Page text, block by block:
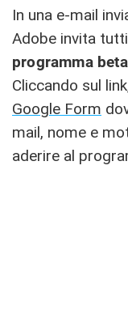
In una e-mail
Adobe invita
programma beta
Cliccando sul
Google Form
mail, nome e
aderire al